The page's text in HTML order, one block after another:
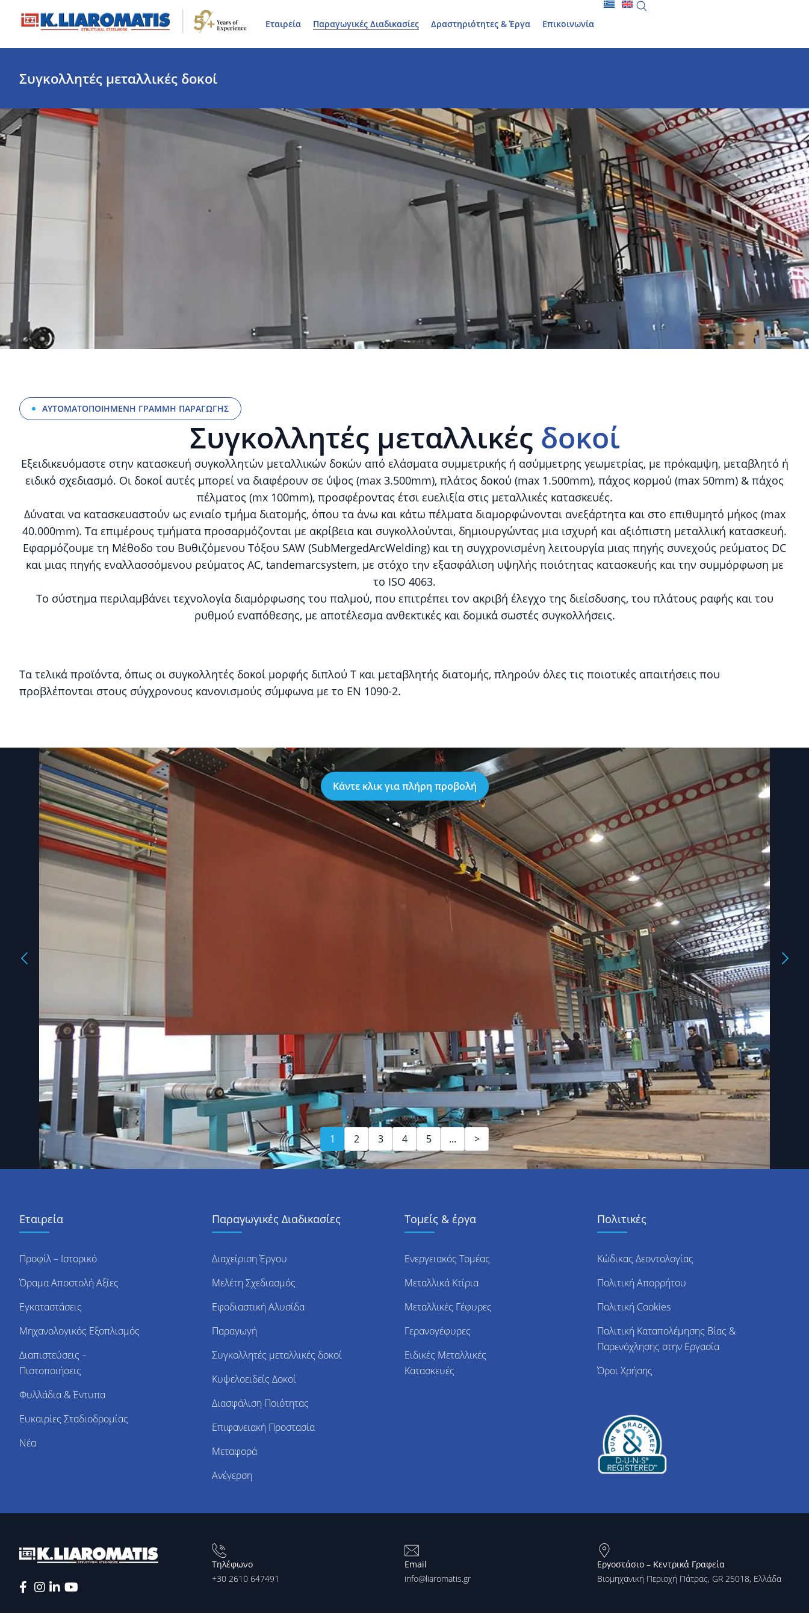
Εταιρεία Παραγωγικές Διαδικασίες Δραστηριότητες & Έργα Επικοινωνία
Συγκολλητές μεταλλικές δοκοί
ΑΥΤΟΜΑΤΟΠΟΙΗΜΕΝΗ ΓΡΑΜΜΗ ΠΑΡΑΓΩΓΗΣ
Συγκολλητές μεταλλικές δοκοί
Εξειδικευόμαστε στην κατασκευή συγκολλητών μεταλλικών δοκών από ελάσματα συμμετρικής ή ασύμμετρης γεωμετρίας, με πρόκαμψη, μεταβλητό ή
ειδικό σχεδιασμό. Οι δοκοί αυτές μπορεί να διαφέρουν σε ύψος (max 3.500mm), πλάτος δοκού (max 1.500mm), πάχος κορμού (max 50mm) & πάχος
πέλματος (mx 100mm), προσφέροντας έτσι ευελιξία στις μεταλλικές κατασκευές.
Δύναται να κατασκευαστούν ως ενιαίο τμήμα διατομής, όπου τα άνω και κάτω πέλματα διαμορφώνονται ανεξάρτητα και στο επιθυμητό μήκος (max
40.000mm). Τα επιμέρους τμήματα προσαρμόζονται με ακρίβεια και συγκολλούνται, δημιουργώντας μια ισχυρή και αξιόπιστη μεταλλική κατασκευή.
Εφαρμόζουμε τη Μέθοδο του Βυθιζόμενου Τόξου SAW (SubMergedArcWelding) και τη συγχρονισμένη λειτουργία μιας πηγής συνεχούς ρεύματος DC
και μιας πηγής εναλλασσόμενου ρεύματος AC, tandemarcsystem, με στόχο την εξασφάλιση υψηλής ποιότητας κατασκευής και την συμμόρφωση με
το ISO 4063.
Το σύστημα περιλαμβάνει τεχνολογία διαμόρφωσης του παλμού, που επιτρέπει τον ακριβή έλεγχο της διείσδυσης, του πλάτους ραφής και του
ρυθμού εναπόθεσης, με αποτέλεσμα ανθεκτικές και δομικά σωστές συγκολλήσεις.
Τα τελικά προϊόντα, όπως οι συγκολλητές δοκοί μορφής διπλού Τ και μεταβλητής διατομής, πληρούν όλες τις ποιοτικές απαιτήσεις που
προβλέπονται στους σύγχρονους κανονισμούς σύμφωνα με το ΕΝ 1090-2.
1 2 3 4 5 ... >
Κάντε κλικ για πλήρη προβολή
Εταιρεία
Προφίλ – Ιστορικό
Όραμα Αποστολή Αξίες
Εγκαταστάσεις
Μηχανολογικός Εξοπλισμός
Διαπιστεύσεις –
Πιστοποιήσεις
Φυλλάδια & Έντυπα
Ευκαιρίες Σταδιοδρομίας
Νέα
Παραγωγικές Διαδικασίες
Διαχείριση Έργου
Μελέτη Σχεδιασμός
Εφοδιαστική Αλυσίδα
Παραγωγή
Συγκολλητές μεταλλικές δοκοί
Κυψελοειδείς Δοκοί
Διασφάλιση Ποιότητας
Επιφανειακή Προστασία
Μεταφορά
Ανέγερση
Τομείς & έργα
Ενεργειακός Τομέας
Μεταλλικά Κτίρια
Μεταλλικές Γέφυρες
Γερανογέφυρες
Ειδικές Μεταλλικές
Κατασκευές
Πολιτικές
Κώδικας Δεοντολογίας
Πολιτική Απορρήτου
Πολιτική Cookies
Πολιτική Καταπολέμησης Βίας &
Παρενόχλησης στην Εργασία
Όροι Χρήσης
Τηλέφωνο
+30 2610 647491
Email
info@liaromatis.gr
Εργοστάσιο – Κεντρικά Γραφεία
Βιομηχανική Περιοχή Πάτρας, GR 25018, Ελλάδα